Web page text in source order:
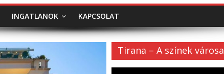
INGATLANOK KAPCSOLAT
Tirana – A színek városa